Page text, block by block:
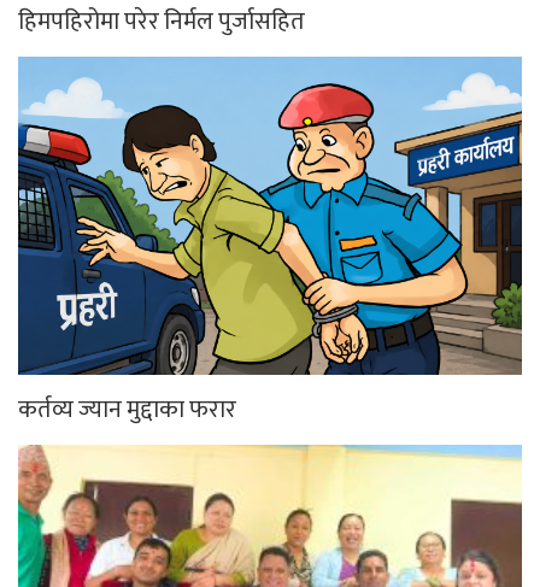
हिमपहिरोमा परेर निर्मल पुर्जासहित
कर्तव्य ज्यान मुद्दाका फरार